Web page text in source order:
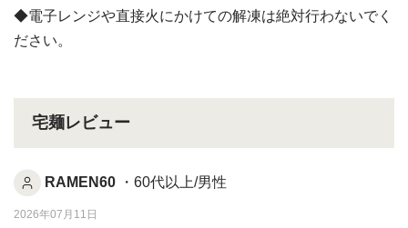
◆電子レンジや直接火にかけての解凍は絶対行わないでく
ださい。
宅麺レビュー
RAMEN60 ・60代以上/男性
2026年07月11日